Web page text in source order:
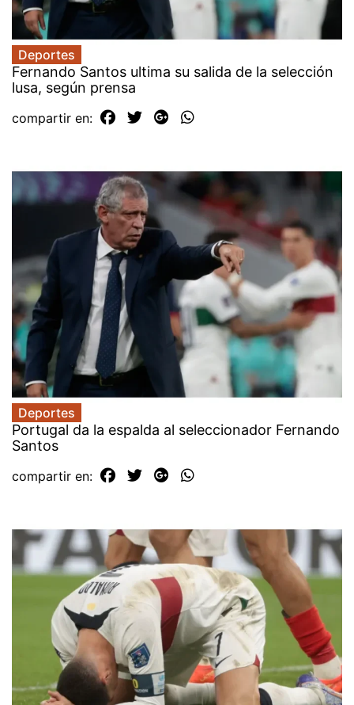
Deportes
Fernando Santos ultima su salida de la selección
lusa, según prensa
compartir en:
Deportes
Portugal da la espalda al seleccionador Fernando
Santos
compartir en: